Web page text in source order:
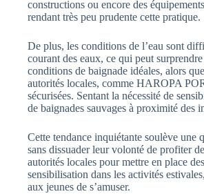
constructions ou encore des
rendant très peu prudente cette pratique.
De plus, les conditions de l’eau sont
courant des eaux, ce qui peut
conditions de baignade idéales, alors
autorités locales, comme HAROPA
sécurisées. Sentant la nécessité de
de baignades sauvages à proximité des
Cette tendance inquiétante soulève une
sans dissuader leur volonté de profiter
autorités locales pour mettre en place
sensibilisation dans les activités
aux jeunes de s’amuser.